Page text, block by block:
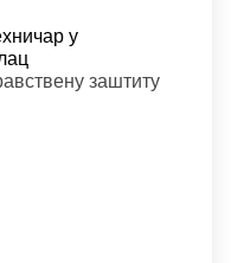
у
заштиту